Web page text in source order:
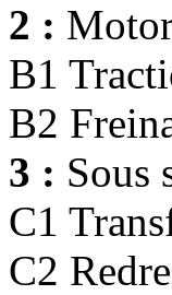
2 :
B1
B2
3 : Sous
C1
C2